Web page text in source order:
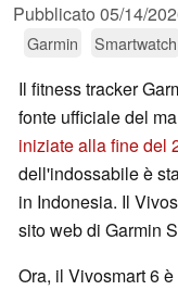
Pubblicato 05/14/
Garmin Smartwatch
Il fitness tracker
fonte ufficiale del
iniziate alla fine del
dell'indossabile è
in Indonesia. Il
sito web di Garmin
Ora, il Vivosmart 6